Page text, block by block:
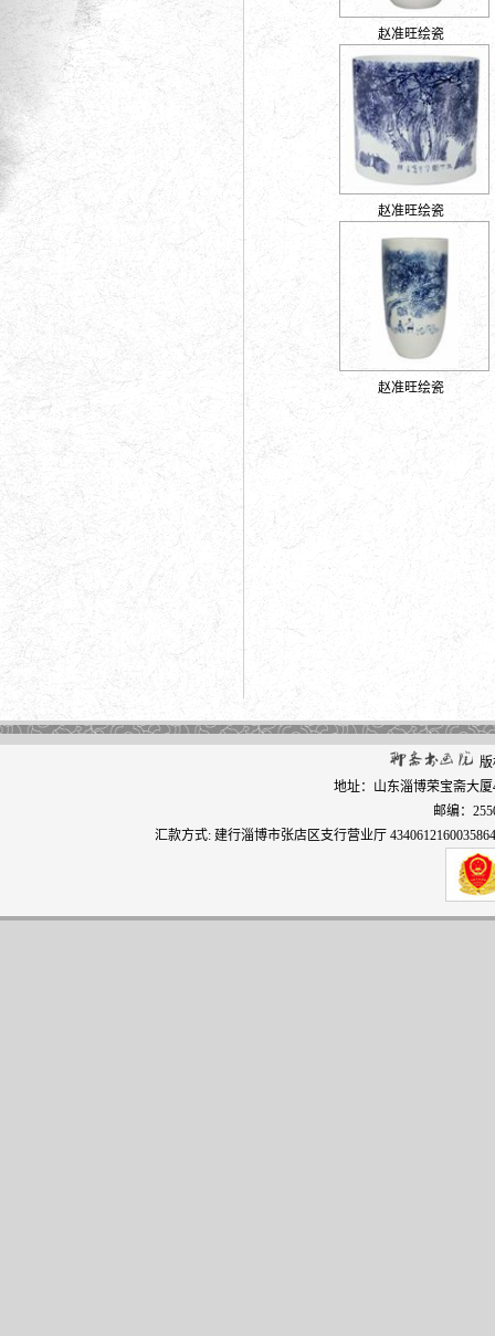
赵准旺绘瓷
赵准旺绘瓷
赵准旺绘瓷
地址：山东淄博荣宝斋大厦
邮编：
汇款方式: 建行淄博市张店区支行营业厅